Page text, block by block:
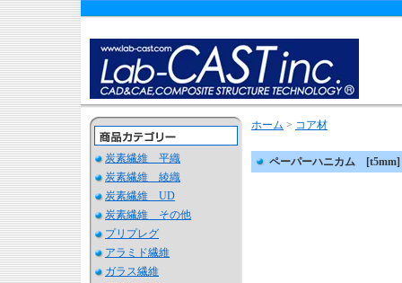
炭素繊維 平織
炭素繊維 綾織
炭素繊維 UD
炭素繊維 その他
プリプレグ
アラミド繊維
ガラス繊維
ホーム > コア材
ペーパーハニカム [t5mm]